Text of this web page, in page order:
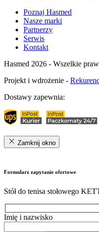
Poznaj Hasmed
Nasze marki
Partnerzy
Serwis
Kontakt
Hasmed 2026 - Wszelkie
Projekt i wdrożenie -
Dostawy zapewnia:
Zamknij okno
Formularz zapytanie ofertowe
Stół do tenisa stołowego
Imię i nazwisko